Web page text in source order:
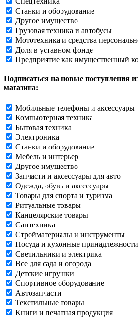
Станки и оборудование
Другое имущество
Грузовая техника и автобусы
Мототехника и средства
Доля в уставном фонде
Предприятие как имущественный
Подписаться на новые поступления
магазина:
Мобильные телефоны и аксессуары
Компьютерная техника
Бытовая техника
Электроника
Станки и оборудование
Мебель и интерьер
Другое имущество
Запчасти и аксессуары для авто
Одежда, обувь и аксессуары
Товары для спорта и туризма
Ритуальные товары
Канцелярские товары
Сантехника
Стройматериалы и инструменты
Посуда и кухонные принадлежности
Светильники и электрика
Все для сада и огорода
Детские игрушки
Спортивное оборудование
Автозапчасти
Текстильные товары
Книги и печатная продукция